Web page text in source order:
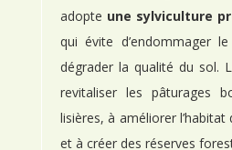
adopte une sylviculture
qui évite d’endommager
dégrader la qualité du sol.
revitaliser les pâturages
lisières, à améliorer l’habitat
et à créer des réserves